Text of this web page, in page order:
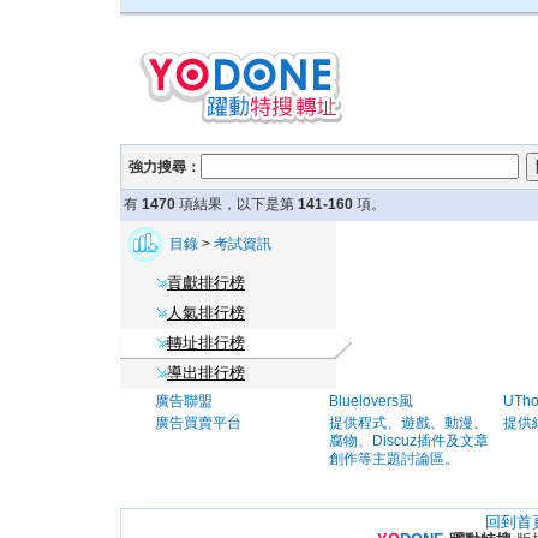
強力搜尋：
有 1470 項結果，以下是第 141-160 項。
目錄 > 考試資訊
貢獻排行榜
人氣排行榜
轉址排行榜
導出排行榜
廣告聯盟
廣告買賣平台
Bluelovers風
提供程式、遊戲、動漫、
腐物、Discuz插件及文章
創作等主題討論區。
提供
回到首